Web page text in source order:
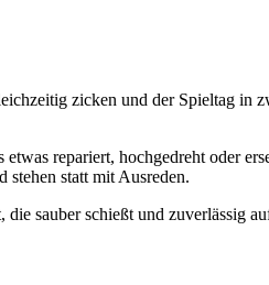
zicken und der Spieltag in
repariert, hochgedreht oder
stehen statt mit Ausreden.
sauber schießt und zuverlässig